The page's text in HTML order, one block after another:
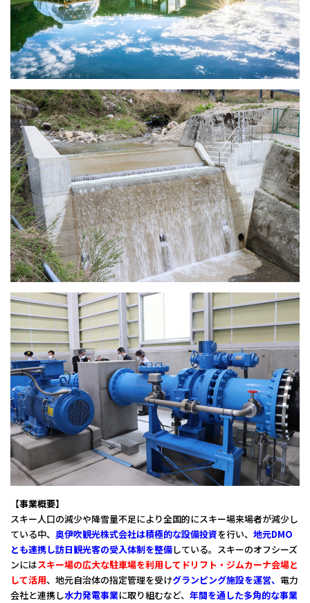
【事業概要】
スキー人口の減少や降雪量不足により全国的にスキー場来場者が減少し
ている中、 奥伊吹観光株式会社は積極的な設備投資を行い、 地元DMO
とも連携し訪日観光客の受入体制を整備している。スキーのオフシーズ
ンにはスキー場の広大な駐車場を利用してドリフト・ジムカーナ会場と
して活用、地元自治体の指定管理を受けグランピング施設を運営、 電力
会社と連携し水力発電事業に取り組むなど、 年間を通した多角的な事業